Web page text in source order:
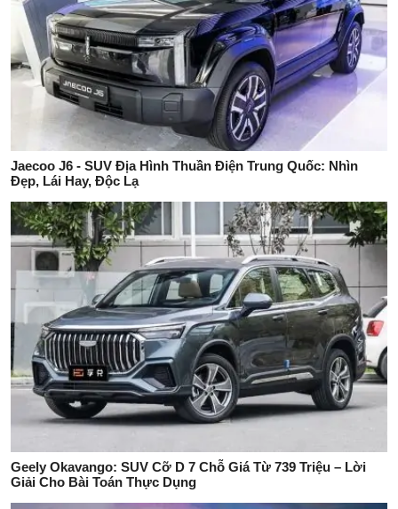
Jaecoo J6 - SUV Địa Hình Thuần Điện Trung Quốc: Nhìn
Đẹp, Lái Hay, Độc Lạ
Geely Okavango: SUV Cỡ D 7 Chỗ Giá Từ 739 Triệu – Lời
Giải Cho Bài Toán Thực Dụng